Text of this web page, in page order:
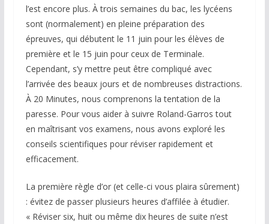
l’est encore plus. À trois semaines du bac, les lycéens
sont (normalement) en pleine préparation des
épreuves, qui débutent le 11 juin pour les élèves de
première et le 15 juin pour ceux de Terminale.
Cependant, s’y mettre peut être compliqué avec
l’arrivée des beaux jours et de nombreuses distractions.
À 20 Minutes, nous comprenons la tentation de la
paresse. Pour vous aider à suivre Roland-Garros tout
en maîtrisant vos examens, nous avons exploré les
conseils scientifiques pour réviser rapidement et
efficacement.
La première règle d’or (et celle-ci vous plaira sûrement)
: évitez de passer plusieurs heures d’affilée à étudier.
« Réviser six, huit ou même dix heures de suite n’est